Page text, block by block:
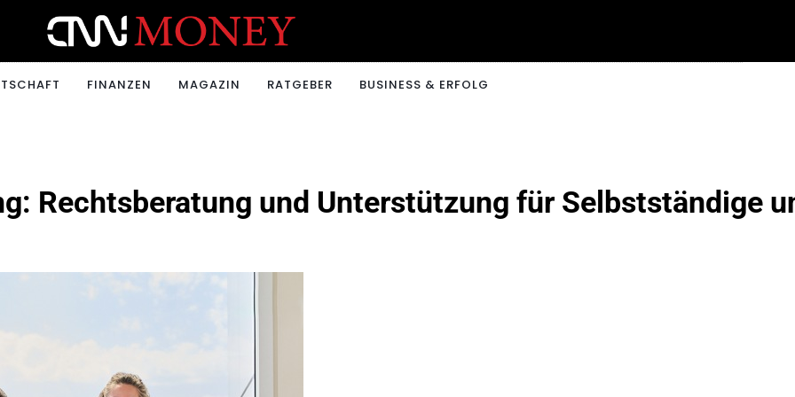
FINANZEN MAGAZIN RATGEBER BUSINESS & ERFOLG
Rechtsberatung und Unterstützung für Selbstständige